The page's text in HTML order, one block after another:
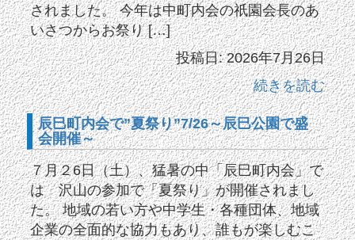
されました。 今年は中町内会の祇園会長のあ
いさつからお祭り […]
投稿日: 2026年7月26日
続きを読む
辰巳町内会で”夏祭り”7/26～辰巳公園で盛
会開催～
７月２6日（土）、猛暑の中「辰巳町内会」で
は 沢山の参加で「夏祭り」が開催されまし
た。 地域の若い方や中学生・各種団体、地域
企業の全面的な協力もあり、誰もが楽しむこ